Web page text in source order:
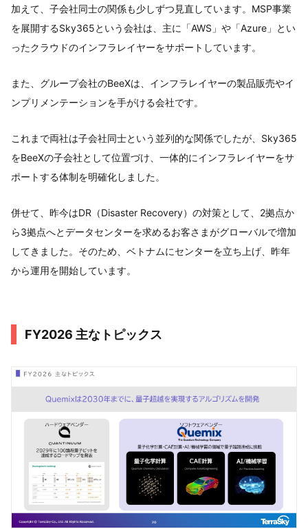
加えて、子会社同士の関係も少しずつ見直しています。MSP事業
を展開するSky365という会社は、主に「AWS」や「Azure」とい
ったクラウドのインフラレイヤーをサポートしています。
また、グループ会社のBeeXは、インフラレイヤーの製品販売やイ
ンプリメンテーションを手がける会社です。
これまで両社は子会社同士という並列的な関係でしたが、Sky365
をBeeXの子会社として位置づけ、一体的にインフラレイヤーをサ
ポートする体制を明確化しました。
併せて、昨今はDR（Disaster Recovery）の対策として、2拠点か
ら3拠点へとデータセンターを求めるお客さまがグローバルで増加
してきました。そのため、ベトナムにセンターを立ち上げ、昨年
から運用を開始しています。
FY2026 主なトピックス